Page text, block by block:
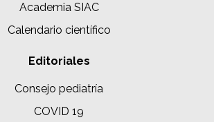
Academia SIAC
Calendario científico
Editoriales
Consejo pediatría
COVID 19